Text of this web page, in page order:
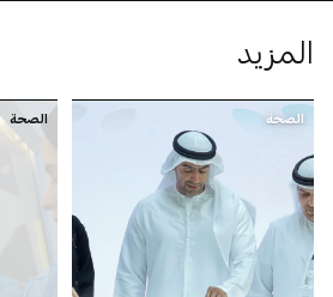
المزيد
الصحة الصحة